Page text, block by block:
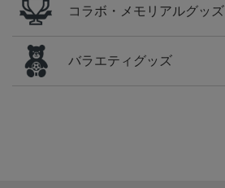
コラボ・メモリアルグッズ
バラエティグッズ